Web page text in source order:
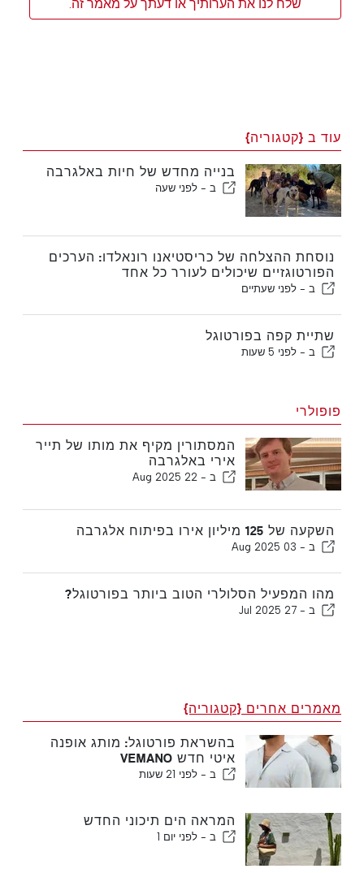
שלח לנו את הערותיך או דעתך על מאמר זה.
עוד ב {קטגוריה}
בנייה מחדש של חיות באלגרבה
ב - לפני שעה
נוסחת ההצלחה של כריסטיאנו רונאלדו: הערכים
הפורטוגזיים שיכולים לעורר כל אחד
ב - לפני שעתיים
שתיית קפה בפורטוגל
ב - לפני 5 שעות
פופולרי
המסתורין מקיף את מותו של תייר
אירי באלגרבה
ב - 22 Aug 2025
השקעה של 125 מיליון אירו בפיתוח אלגרבה
ב - 03 Aug 2025
מהו המפעיל הסלולרי הטוב ביותר בפורטוגל?
ב - 27 Jul 2025
מאמרים אחרים {קטגוריה}
בהשראת פורטוגל: מותג אופנה
איטי חדש VEMANO
ב - לפני 21 שעות
המראה הים תיכוני החדש
ב - לפני יום 1